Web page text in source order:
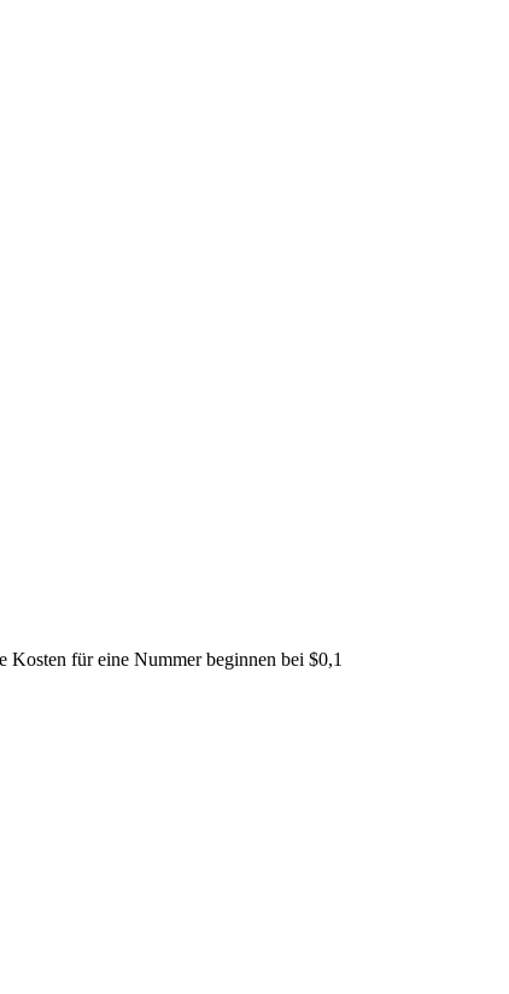
für eine Nummer beginnen bei $0,1